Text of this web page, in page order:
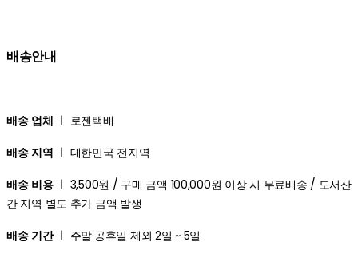
배송안내
배송 업체 ㅣ 로젠택배
배송 지역 ㅣ 대한민국 전지역
배송 비용 ㅣ 3,500원 / 구매 금액 100,000원 이상 시 무료배송 / 도서산
간 지역 별도 추가 금액 발생
배송 기간 ㅣ 주말·공휴일 제외 2일 ~ 5일